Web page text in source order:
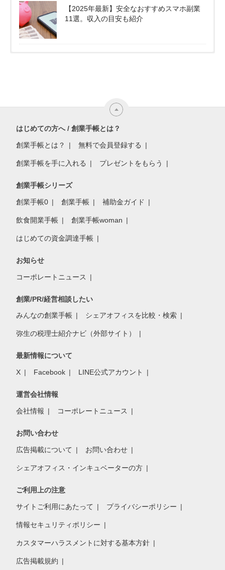
【2025年最新】安全なおすすめスマホ副業
11選。収入の目安も紹介
はじめての方へ / 創業手帳とは？
創業手帳とは？ 無料で会員登録する
創業手帳を手に入れる プレゼントをもらう
創業手帳シリーズ
創業手帳0 創業手帳 補助金ガイド
飲食開業手帳 創業手帳woman
はじめての資金調達手帳
お知らせ
コーポレートニュース
創業/PR/経営相談したい
みんなの創業手帳 シェアオフィスを比較・検索
弥生の税理士紹介ナビ（外部サイト）
最新情報について
X Facebook LINE公式アカウント
運営会社情報
会社情報 コーポレートニュース
お問い合わせ
広告掲載について お問い合わせ
シェアオフィス・インキュベーターの方
ご利用上の注意
サイトご利用にあたって プライバシーポリシー
情報セキュリティポリシー
カスタマーハラスメントに対する基本方針
広告掲載規約